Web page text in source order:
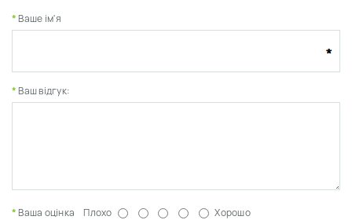
Ваше ім'я
Ваш відгук:
Ваша оцінка Плохо Хорошо